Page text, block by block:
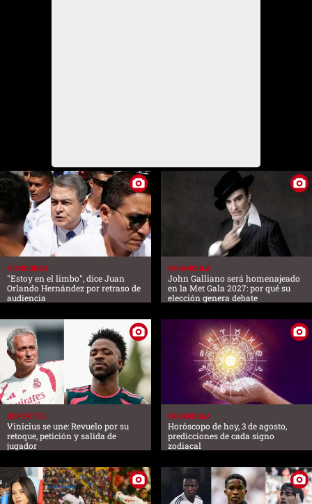
HONDURAS
"Estoy en el limbo", dice Juan
Orlando Hernández por retraso de
audiencia
FARANDULA
John Galliano será homenajeado
en la Met Gala 2027: por qué su
elección genera debate
DEPORTES
Vinicius se une: Revuelo por su
retoque, petición y salida de
jugador
FARANDULA
Horóscopo de hoy, 3 de agosto,
predicciones de cada signo
zodiacal